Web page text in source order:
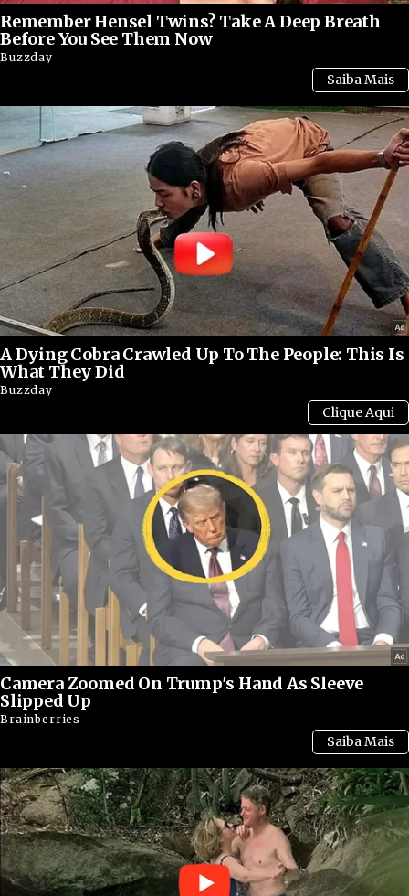
Clique aqui
para ter acesso à Verdade sobre o que
aconteceu a Jair Bolsonaro.
Remember Hensel Twins? Take A Deep Breath
Before You See Them Now
Buzzday
A Dying Cobra Crawled Up To The People: This Is
What They Did
Buzzday
Camera Zoomed On Trump's Hand As Sleeve
Slipped Up
Brainberries